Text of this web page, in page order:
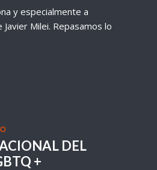
y especialmente a
Milei. Repasamos lo
DEL
+